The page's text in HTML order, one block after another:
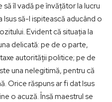
îl vadă pe învățător la lucru
Isus să-l ispitească aducând o
Evident că situația la
delicată: pe de o parte,
autorității politice; pe de
una nelegitimă, pentru că
Orice răspuns ar fi dat Isus
o acuză. Însă maestrul se